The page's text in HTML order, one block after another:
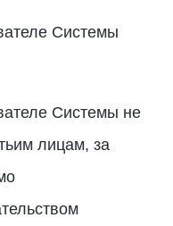
Системы
Системы не
лицам, за